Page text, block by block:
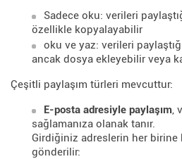
Sadece oku: verileri
özellikle kopyalayabilir
oku ve yaz: verileri
ancak dosya ekleyebilir veya
Çeşitli paylaşım türleri mevcuttur:
E-posta adresiyle paylaşım,
sağlamanıza olanak tanır.
Girdiğiniz adreslerin her
gönderilir: